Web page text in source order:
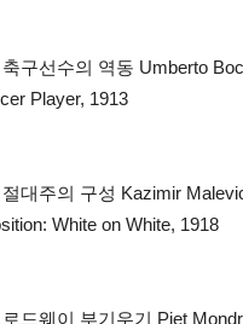
구선수의 역동 Umberto
Player, 1913
대주의 구성 Kazimir
White on White, 1918
드웨이 부기우기 Piet